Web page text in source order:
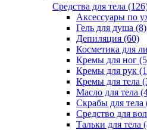
Средства для тела
Аксессуары по
Гель для душа (8)
Депиляция (60)
Косметика для
Кремы для ног
Кремы для рук
Кремы для тела
Масло для тела
Скрабы для тела
Средство для
Тальки для тела